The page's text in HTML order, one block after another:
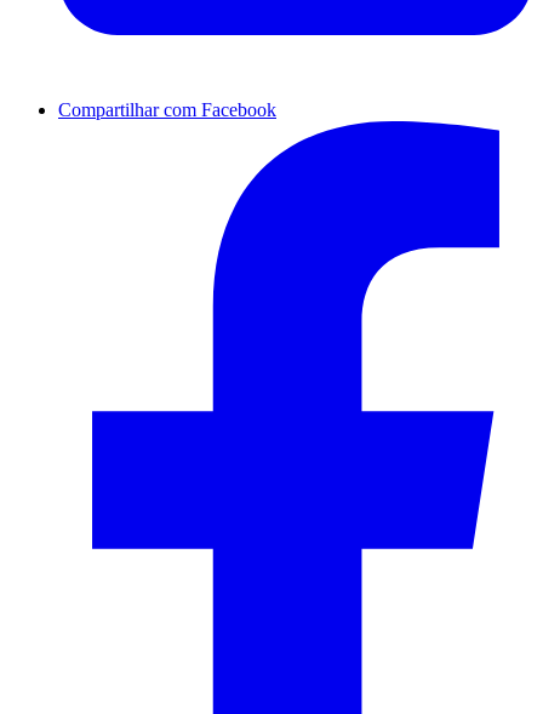
Compartilhar com Facebook